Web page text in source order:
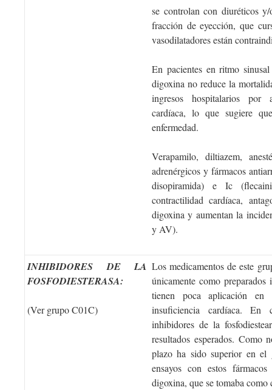
se controlan con diuréticos
fracción de eyección, que
vasodilatadores están
En pacientes en ritmo
digoxina no reduce la
ingresos hospitalarios por
cardíaca, lo que sugiere
enfermedad.
Verapamilo, diltiazem,
adrenérgicos y fármacos
disopiramida) e Ic
contractilidad cardíaca,
digoxina y aumentan la
y AV).
INHIBIDORES DE LA
FOSFODIESTERASA:
(Ver grupo C01C)
Los medicamentos de este
únicamente como
tienen poca aplicación en
insuficiencia cardíaca. En
inhibidores de la
resultados esperados. Como
plazo ha sido superior en el
ensayos con estos
digoxina, que se tomaba como